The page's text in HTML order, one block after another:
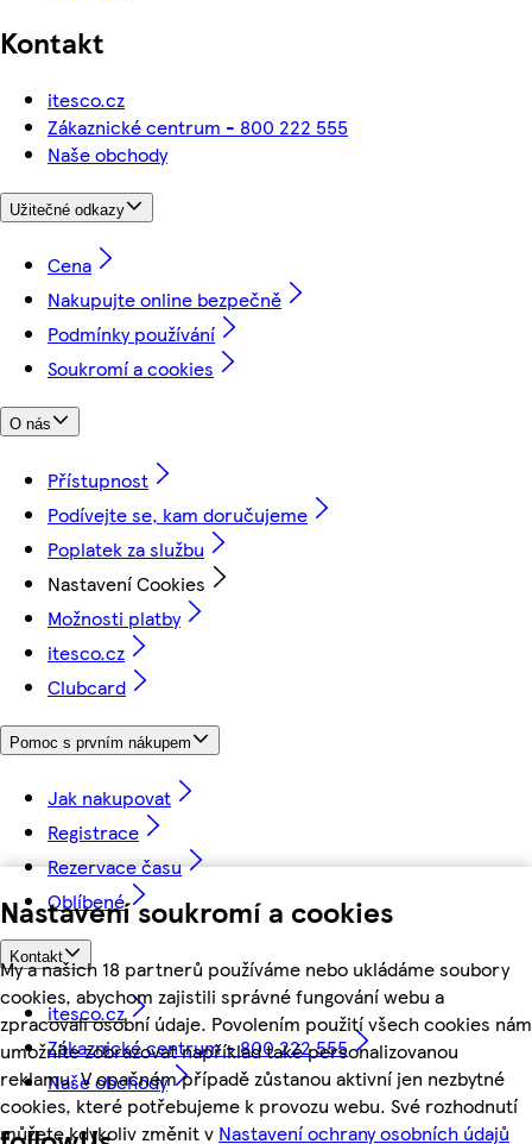
Nastavení soukromí a cookies
My a našich 18 partnerů používáme nebo ukládáme soubory
cookies, abychom zajistili správné fungování webu a
zpracovali osobní údaje. Povolením použití všech cookies nám
umožníte zobrazovat například také personalizovanou
reklamu. V opačném případě zůstanou aktivní jen nezbytné
cookies, které potřebujeme k provozu webu. Své rozhodnutí
můžete kdykoliv změnit v Nastavení ochrany osobních údajů
Kontakt
itesco.cz
Zákaznické centrum - 800 222 555
Naše obchody
Užitečné odkazy
Cena
Nakupujte online bezpečně
Podmínky používání
Soukromí a cookies
O nás
Přístupnost
Podívejte se, kam doručujeme
Poplatek za službu
Nastavení Cookies
Možnosti platby
itesco.cz
Clubcard
Pomoc s prvním nákupem
Jak nakupovat
Registrace
Rezervace času
Oblíbené
Kontakt
itesco.cz
Zákaznické centrum - 800 222 555
Naše obchody